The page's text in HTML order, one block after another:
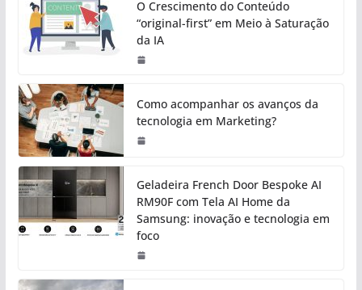
O Crescimento do Conteúdo
“original-first” em Meio à Saturação
da IA
Como acompanhar os avanços da
tecnologia em Marketing?
Geladeira French Door Bespoke AI
RM90F com Tela AI Home da
Samsung: inovação e tecnologia em
foco